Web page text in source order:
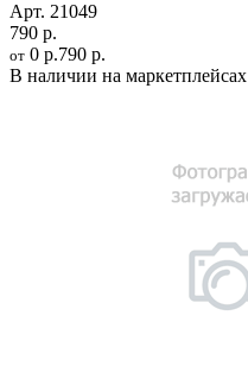
Арт. 21049
790 р.
от 0 р.790 р.
В наличии на маркетплейсах